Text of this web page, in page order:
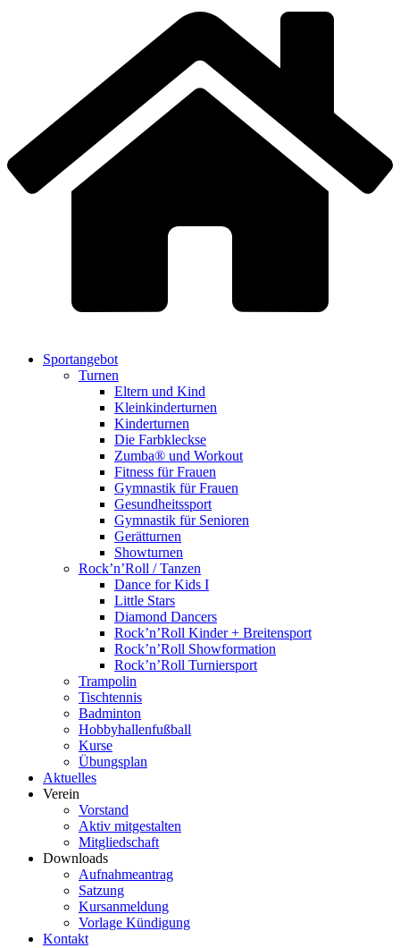
Sportangebot
Turnen
Eltern und Kind
Kleinkinderturnen
Kinderturnen
Die Farbkleckse
Zumba® und Workout
Fitness für Frauen
Gymnastik für Frauen
Gesundheitssport
Gymnastik für Senioren
Gerätturnen
Showturnen
Rock’n’Roll / Tanzen
Dance for Kids I
Little Stars
Diamond Dancers
Rock’n’Roll Kinder + Breitensport
Rock’n’Roll Showformation
Rock’n’Roll Turniersport
Trampolin
Tischtennis
Badminton
Hobbyhallenfußball
Kurse
Übungsplan
Aktuelles
Verein
Vorstand
Aktiv mitgestalten
Mitgliedschaft
Downloads
Aufnahmeantrag
Satzung
Kursanmeldung
Vorlage Kündigung
Kontakt